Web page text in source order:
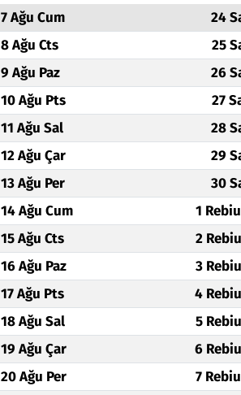
7 Ağu Cum
24
8 Ağu Cts
25
9 Ağu Paz
26
10 Ağu Pts
27
11 Ağu Sal
28
12 Ağu Çar
29
13 Ağu Per
30
14 Ağu Cum
1
15 Ağu Cts
2
16 Ağu Paz
3
17 Ağu Pts
4
18 Ağu Sal
5
19 Ağu Çar
6
20 Ağu Per
7